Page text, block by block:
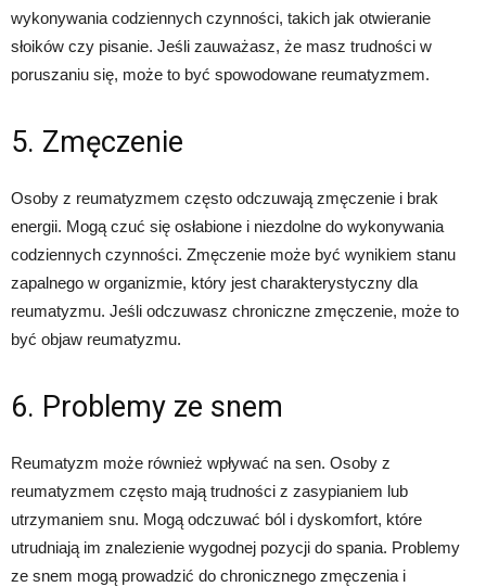
wykonywania codziennych czynności, takich jak otwieranie
słoików czy pisanie. Jeśli zauważasz, że masz trudności w
poruszaniu się, może to być spowodowane reumatyzmem.
5. Zmęczenie
Osoby z reumatyzmem często odczuwają zmęczenie i brak
energii. Mogą czuć się osłabione i niezdolne do wykonywania
codziennych czynności. Zmęczenie może być wynikiem stanu
zapalnego w organizmie, który jest charakterystyczny dla
reumatyzmu. Jeśli odczuwasz chroniczne zmęczenie, może to
być objaw reumatyzmu.
6. Problemy ze snem
Reumatyzm może również wpływać na sen. Osoby z
reumatyzmem często mają trudności z zasypianiem lub
utrzymaniem snu. Mogą odczuwać ból i dyskomfort, które
utrudniają im znalezienie wygodnej pozycji do spania. Problemy
ze snem mogą prowadzić do chronicznego zmęczenia i